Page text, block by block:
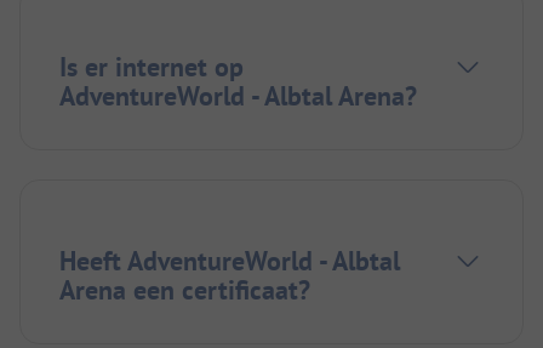
Is er internet op
AdventureWorld - Albtal Arena?
Heeft AdventureWorld - Albtal
Arena een certificaat?